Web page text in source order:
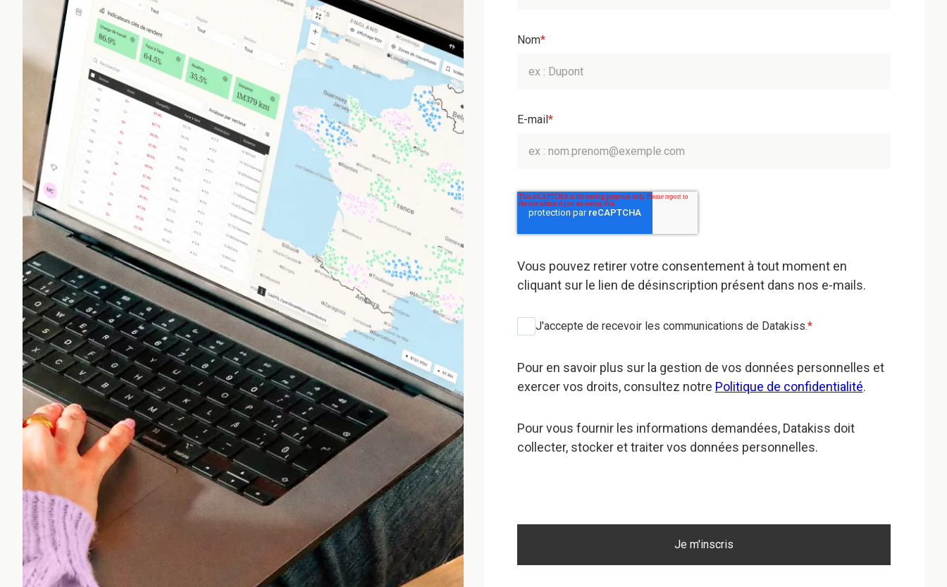
Nom*
E-mail*
Vous pouvez retirer votre consentement à tout moment en
cliquant sur le lien de désinscription présent dans nos e-mails.
J'accepte de recevoir les communications de Datakiss.*
Pour en savoir plus sur la gestion de vos données personnelles et
exercer vos droits, consultez notre Politique de confidentialité.
Pour vous fournir les informations demandées, Datakiss doit
collecter, stocker et traiter vos données personnelles.
Je m'inscris